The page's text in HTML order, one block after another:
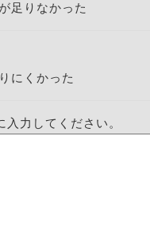
足りなかった
にくかった
力してください。